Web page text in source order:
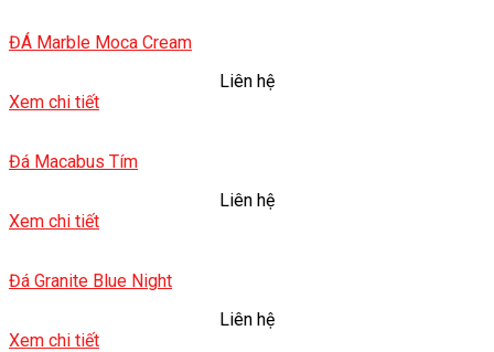
ĐÁ Marble Moca Cream
Liên hệ
Xem chi tiết
Đá Macabus Tím
Liên hệ
Xem chi tiết
Đá Granite Blue Night
Liên hệ
Xem chi tiết